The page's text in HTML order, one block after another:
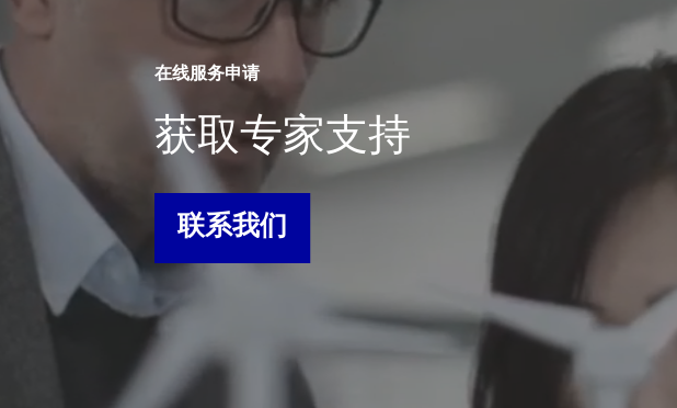
在线服务申请
获取专家支持
联系我们